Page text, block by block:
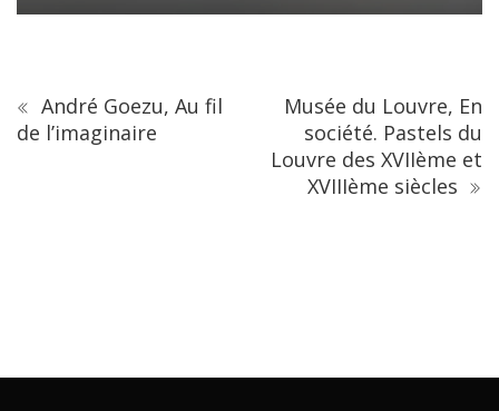
André Goezu, Au fil
de l’imaginaire
Musée du Louvre, En
société. Pastels du
Louvre des XVIIème et
XVIIIème siècles